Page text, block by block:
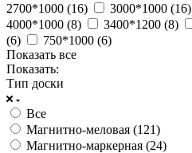
2700*1000 (16) 3000*1000 (16)
4000*1000 (8) 3400*1200 (8)
(6) 750*1000 (6)
Показать все
Показать:
Тип доски
Все
Магнитно-меловая (121)
Магнитно-маркерная (24)